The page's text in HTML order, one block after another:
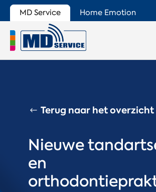
MD Service Home Emotion
Terug naar het overzicht
Nieuwe
en